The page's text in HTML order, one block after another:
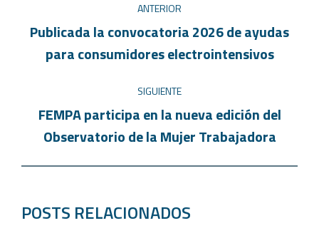
ANTERIOR
Publicada la convocatoria 2026 de ayudas
para consumidores electrointensivos
SIGUIENTE
FEMPA participa en la nueva edición del
Observatorio de la Mujer Trabajadora
POSTS RELACIONADOS